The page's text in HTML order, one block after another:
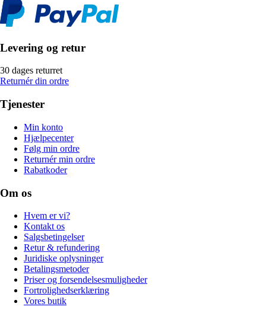
Levering og retur
30 dages returret
Returnér din ordre
Tjenester
Min konto
Hjælpecenter
Følg min ordre
Returnér min ordre
Rabatkoder
Om os
Hvem er vi?
Kontakt os
Salgsbetingelser
Retur & refundering
Juridiske oplysninger
Betalingsmetoder
Priser og forsendelsesmuligheder
Fortrolighedserklæring
Vores butik